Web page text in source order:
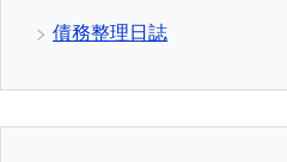
債務整理日誌